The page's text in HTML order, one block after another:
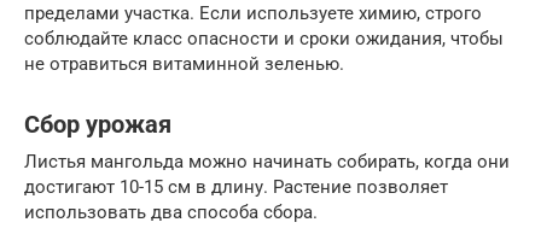
пределами участка. Если используете химию, строго
соблюдайте класс опасности и сроки ожидания, чтобы
не отравиться витаминной зеленью.
Сбор урожая
Листья мангольда можно начинать собирать, когда они
достигают 10-15 см в длину. Растение позволяет
использовать два способа сбора.